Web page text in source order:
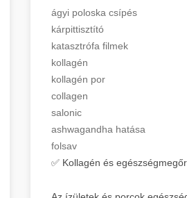
ágyi poloska csípés
kárpittisztító
katasztrófa filmek
kollagén
kollagén por
collagen
salonic
ashwagandha hatása
folsav
✅ Kollagén és